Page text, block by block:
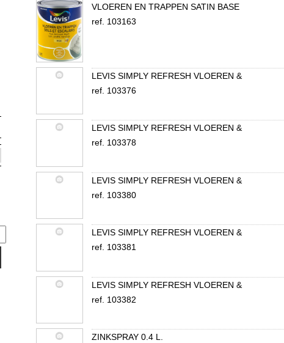
VLOEREN EN TRAPPEN SATIN BASE
ref. 103163
LEVIS SIMPLY REFRESH VLOEREN &
ref. 103376
LEVIS SIMPLY REFRESH VLOEREN &
ref. 103378
LEVIS SIMPLY REFRESH VLOEREN &
ref. 103380
LEVIS SIMPLY REFRESH VLOEREN &
ref. 103381
LEVIS SIMPLY REFRESH VLOEREN &
ref. 103382
ZINKSPRAY 0.4 L.